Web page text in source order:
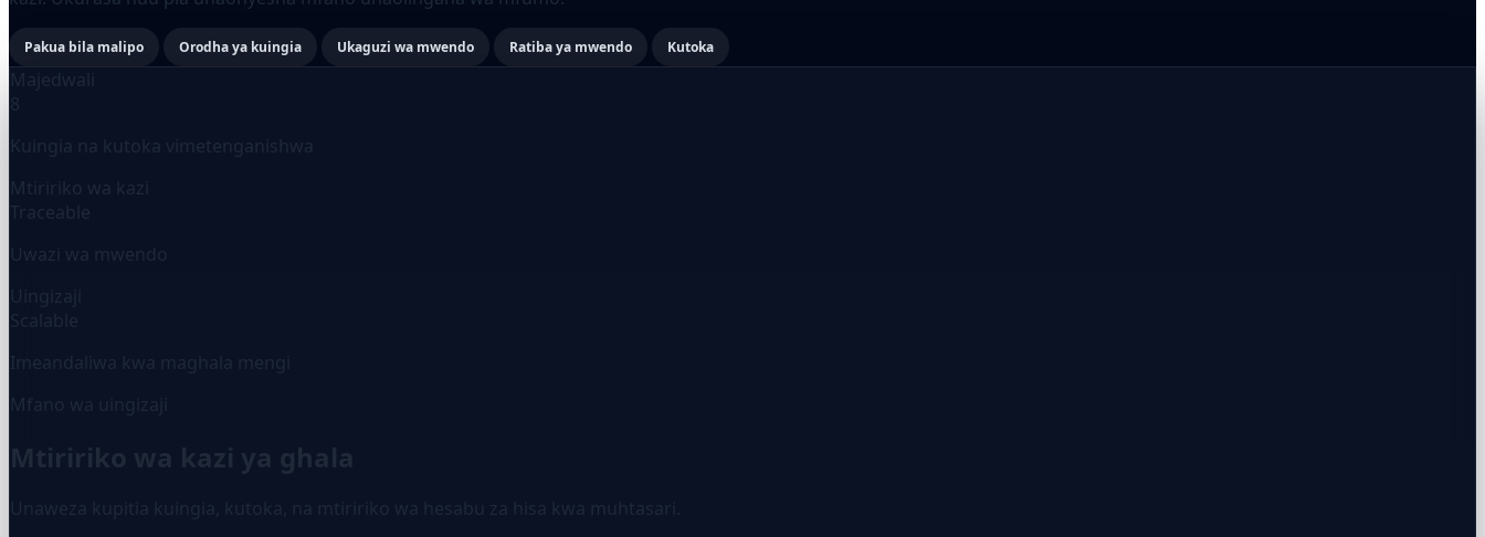
Pakua bila malipo Orodha ya kuingia Ukaguzi wa mwendo Ratiba ya mwendo Kutoka
Majedwali
8
Kuingia na kutoka vimetenganishwa
Mtiririko wa kazi
Traceable
Uwazi wa mwendo
Uingizaji
Scalable
Imeandaliwa kwa maghala mengi
Mfano wa uingizaji
Mtiririko wa kazi ya ghala
Unaweza kupitia kuingia, kutoka, na mtiririko wa hesabu za hisa kwa muhtasari.